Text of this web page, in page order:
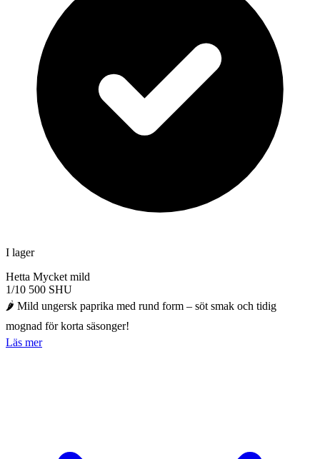
I lager
Hetta Mycket mild
1/10 500 SHU
🌶️ Mild ungersk paprika med rund form – söt smak och tidig
mognad för korta säsonger!
Läs mer